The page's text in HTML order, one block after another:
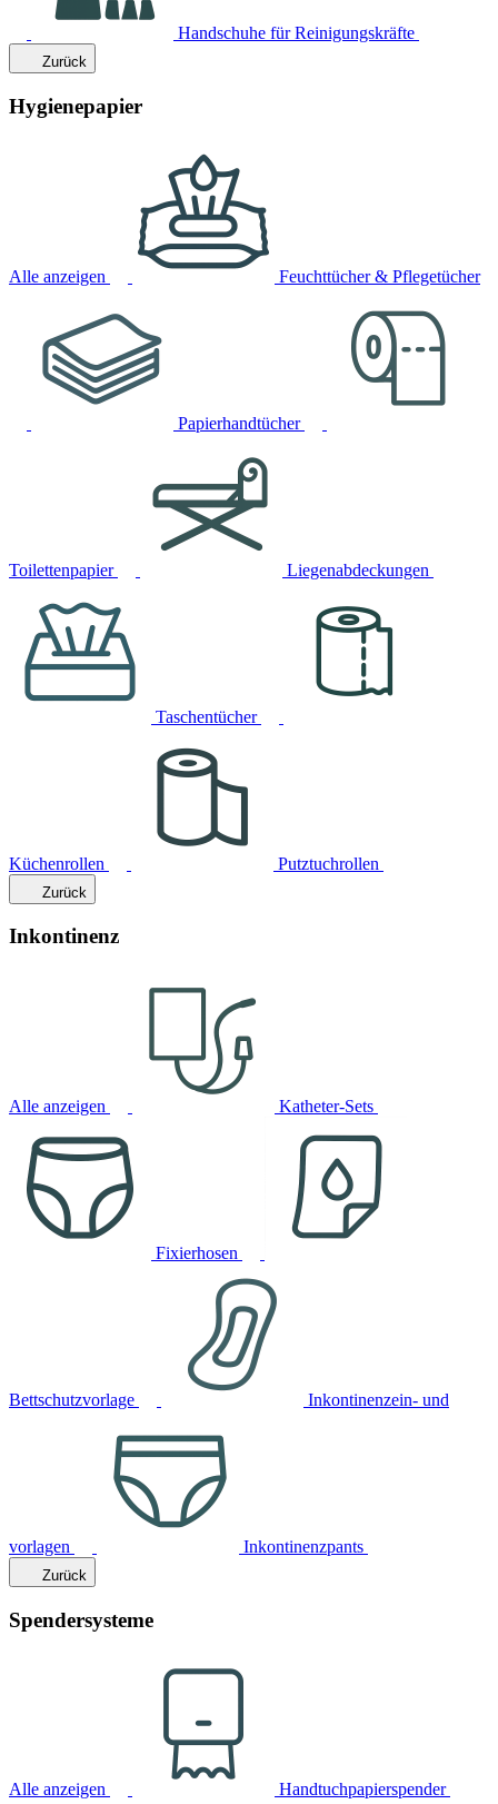
Handschuhe für Reinigungskräfte
Zurück
Hygienepapier
Alle anzeigen Feuchttücher & Pflegetücher
Papierhandtücher
Toilettenpapier Liegenabdeckungen
Taschentücher
Küchenrollen Putztuchrollen
Zurück
Inkontinenz
Alle anzeigen Katheter-Sets
Fixierhosen
Bettschutzvorlage Inkontinenzein- und
vorlagen Inkontinenzpants
Zurück
Spendersysteme
Alle anzeigen Handtuchpapierspender